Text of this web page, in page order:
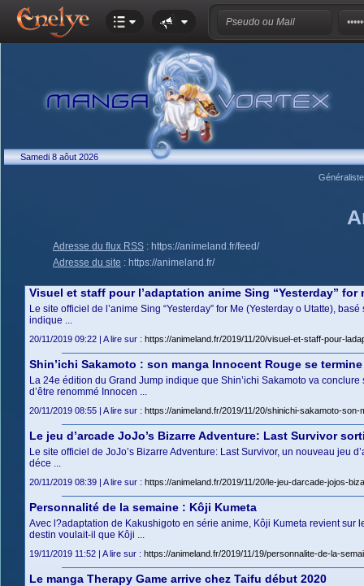
Samedi 8 aôut 2026
Adresse du flux RSS : https://animeland.fr/feed/
Adresse du site : https://animeland.fr/
Visuel et staff pour l’adaptation anime Sing “Yesterday” for
Le site officiel de l’anime Sing “Yesterday” for Me (Yesterday o Utatte),
indique ...
20/11/2019 09:22 | A lire sur : https://animeland.fr/2019/11/20/visuel-et-staff-pour-
Shin’ichi Sakamoto : son manga Innocent Rouge se
La 24e édition du Grand Jump indique que Shin’ichi Sakamoto va
d’être renommé Innocen ...
20/11/2019 08:55 | A lire sur : https://animeland.fr/2019/11/20/shinichi-sakamoto-
Le jeu d’arcade JoJo’s Bizarre Adventure: Last Survivor
Le site officiel de JoJo’s Bizarre Adventure: Last Survivor, un nouveau jeu
déce ...
20/11/2019 08:39 | A lire sur : https://animeland.fr/2019/11/20/le-jeu-darcade-jojos-
Personnalité de la semaine : Kôji Kumeta
Avec l?adaptation de Kakushigoto en série anime, Kôji Kumeta revient
destin voulait-il que Kôji ...
19/11/2019 11:52 | A lire sur : https://animeland.fr/2019/11/19/personnalite-de-la-
Le manga Therapy Game arrive chez Taifu début 2020